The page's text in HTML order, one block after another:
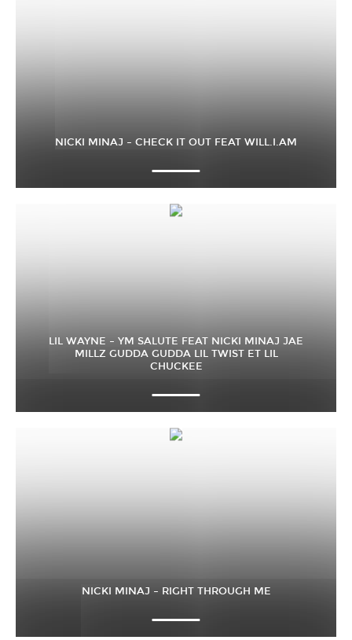
NICKI MINAJ – CHECK IT OUT FEAT WILL.I.AM
LIL WAYNE – YM SALUTE FEAT NICKI MINAJ JAE
MILLZ GUDDA GUDDA LIL TWIST ET LIL
CHUCKEE
NICKI MINAJ – RIGHT THROUGH ME